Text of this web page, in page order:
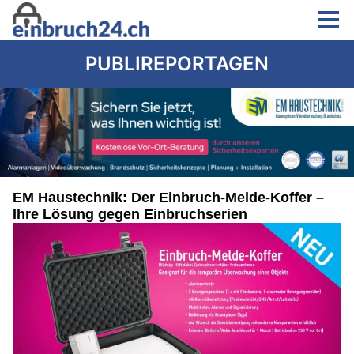
PUBLIREPORTAGEN
EM Haustechnik: Der Einbruch-Melde-Koffer –
Ihre Lösung gegen Einbruchserien